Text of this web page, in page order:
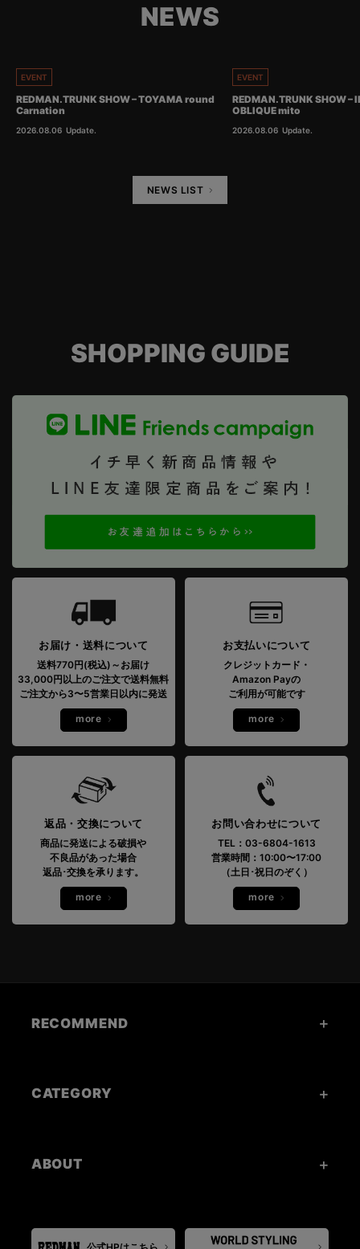
NEWS
EVENT
REDMAN.TRUNK SHOW – TOYAMA round
Carnation
2026.08.06 Update.
EVENT
REDMAN.TRUNK SHOW
OBLIQUE mito
2026.08.06 Update.
NEWS LIST
SHOPPING GUIDE
お届け・送料について
送料770円(税込)～お届け
33,000円以上のご注文で送料無料
ご注文から3〜5営業日以内に発送
more
お支払いについて
クレジットカード・
Amazon Payの
ご利用が可能です
more
返品・交換について
商品に発送による破損や
不良品があった場合
返品･交換を承ります。
more
お問い合わせについて
TEL：03-6804-1613
営業時間：10:00〜17:00
（土日･祝日のぞく）
more
RECOMMEND
CATEGORY
ABOUT